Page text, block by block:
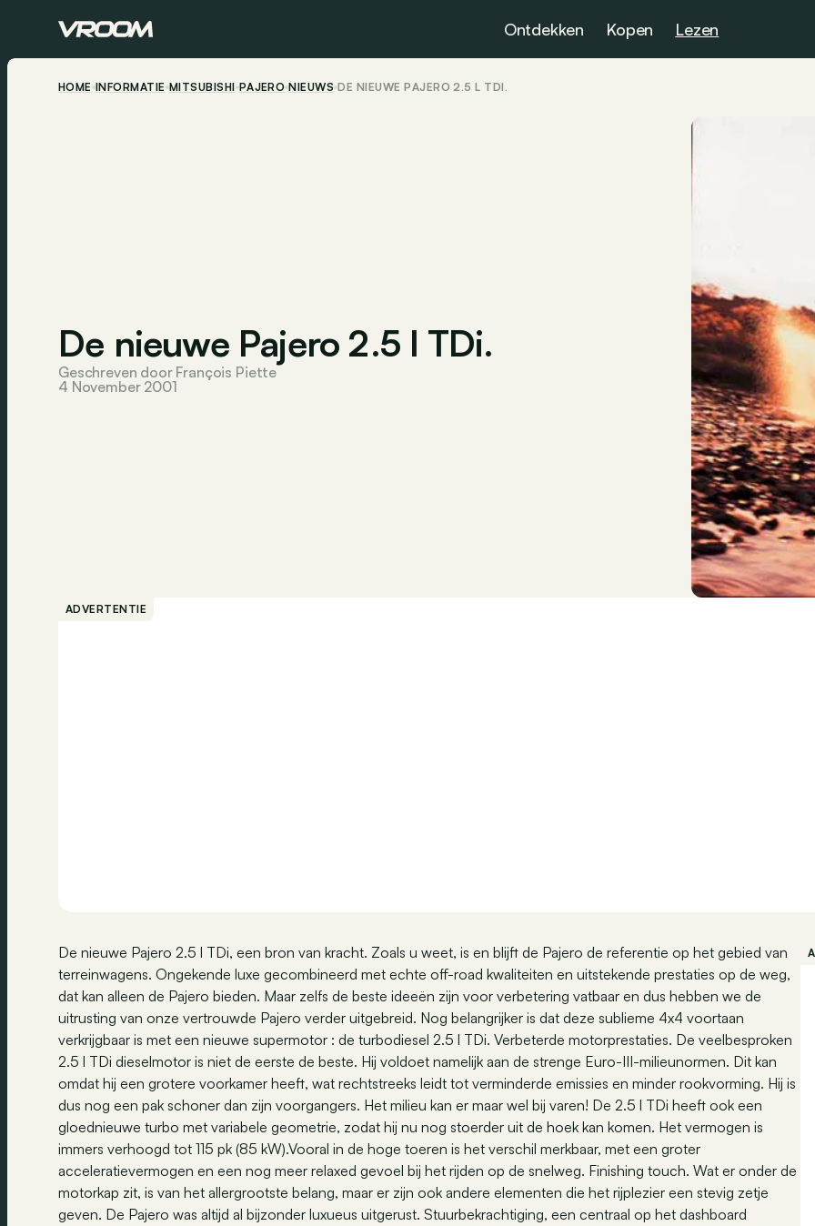
Ontdekken Kopen Lezen
HOME INFORMATIE MITSUBISHI PAJERO NIEUWS DE NIEUWE PAJERO 2.5 L TDI.
De nieuwe Pajero 2.5 l TDi.
Geschreven door François Piette
4 November 2001
ADVERTENTIE
De nieuwe Pajero 2.5 l TDi, een bron van kracht. Zoals u weet, is en blijft de Pajero de referentie op het gebied van
terreinwagens. Ongekende luxe gecombineerd met echte off-road kwaliteiten en uitstekende prestaties op de weg,
dat kan alleen de Pajero bieden. Maar zelfs de beste ideeën zijn voor verbetering vatbaar en dus hebben we de
uitrusting van onze vertrouwde Pajero verder uitgebreid. Nog belangrijker is dat deze sublieme 4x4 voortaan
verkrijgbaar is met een nieuwe supermotor : de turbodiesel 2.5 l TDi. Verbeterde motorprestaties. De veelbesproken
2.5 l TDi dieselmotor is niet de eerste de beste. Hij voldoet namelijk aan de strenge Euro-III-milieunormen. Dit kan
omdat hij een grotere voorkamer heeft, wat rechtstreeks leidt tot verminderde emissies en minder rookvorming. Hij is
dus nog een pak schoner dan zijn voorgangers. Het milieu kan er maar wel bij varen! De 2.5 l TDi heeft ook een
gloednieuwe turbo met variabele geometrie, zodat hij nu nog stoerder uit de hoek kan komen. Het vermogen is
immers verhoogd tot 115 pk (85 kW).Vooral in de hoge toeren is het verschil merkbaar, met een groter
acceleratievermogen en een nog meer relaxed gevoel bij het rijden op de snelweg. Finishing touch. Wat er onder de
motorkap zit, is van het allergrootste belang, maar er zijn ook andere elementen die het rijplezier een stevig zetje
geven. De Pajero was altijd al bijzonder luxueus uitgerust. Stuurbekrachtiging, een centraal op het dashboard